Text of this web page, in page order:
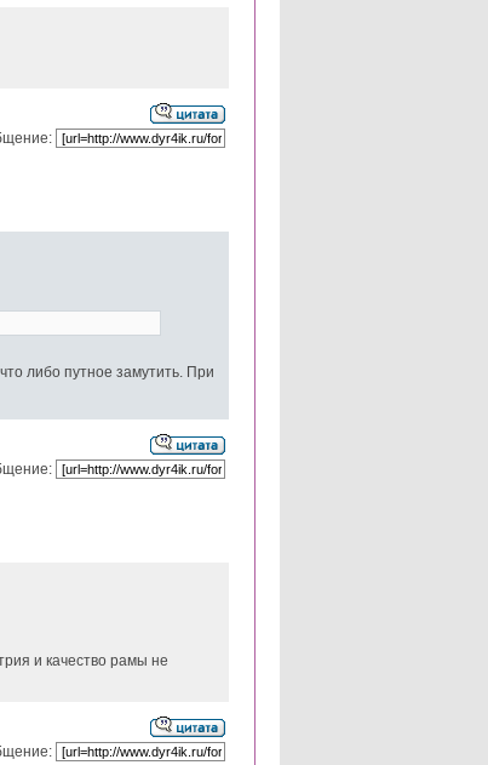
либо путное замутить. При
и качество рамы не